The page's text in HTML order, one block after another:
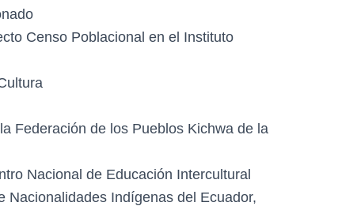
Censo Poblacional en el Instituto
Federación de los Pueblos Kichwa de la
Nacional de Educación Intercultural
Nacionalidades Indígenas del Ecuador,